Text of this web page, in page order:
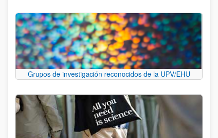
Grupos de investigación reconocidos de la UPV/EHU